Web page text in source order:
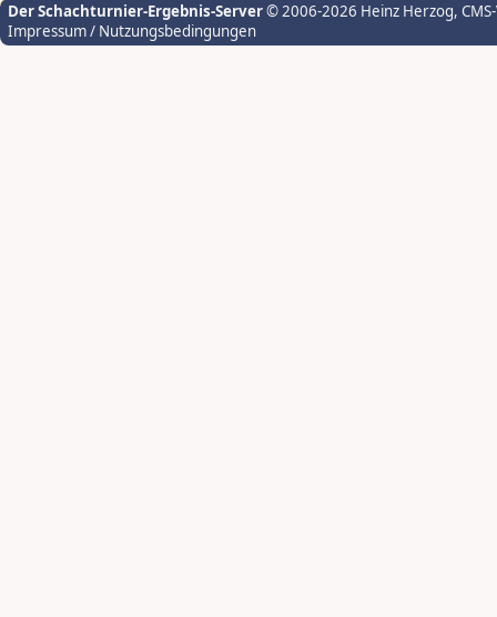
Der Schachturnier-Ergebnis-Server© 2006-2026 Heinz Herzog,
Impressum / Nutzungsbedingungen